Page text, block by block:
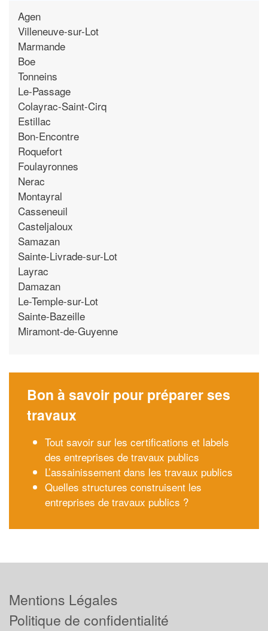
Agen
Villeneuve-sur-Lot
Marmande
Boe
Tonneins
Le-Passage
Colayrac-Saint-Cirq
Estillac
Bon-Encontre
Roquefort
Foulayronnes
Nerac
Montayral
Casseneuil
Casteljaloux
Samazan
Sainte-Livrade-sur-Lot
Layrac
Damazan
Le-Temple-sur-Lot
Sainte-Bazeille
Miramont-de-Guyenne
Bon à savoir pour préparer ses
travaux
Tout savoir sur les certifications et labels
des entreprises de travaux publics
L’assainissement dans les travaux publics
Quelles structures construisent les
entreprises de travaux publics ?
Mentions Légales
Politique de confidentialité